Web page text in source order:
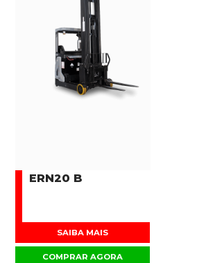
ERN20 B
SAIBA MAIS
COMPRAR AGORA